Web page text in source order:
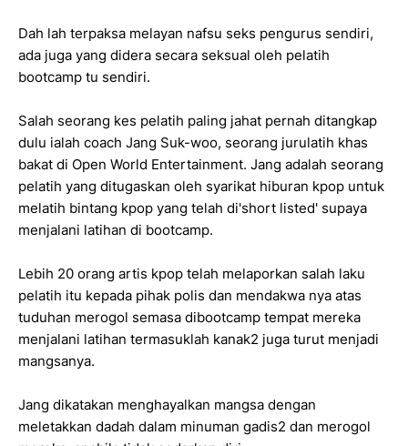
Dah lah terpaksa melayan nafsu seks pengurus sendiri,
ada juga yang didera secara seksual oleh pelatih
bootcamp tu sendiri.
Salah seorang kes pelatih paling jahat pernah ditangkap
dulu ialah coach Jang Suk-woo, seorang jurulatih khas
bakat di Open World Entertainment. Jang adalah seorang
pelatih yang ditugaskan oleh syarikat hiburan kpop untuk
melatih bintang kpop yang telah di'short listed' supaya
menjalani latihan di bootcamp.
Lebih 20 orang artis kpop telah melaporkan salah laku
pelatih itu kepada pihak polis dan mendakwa nya atas
tuduhan merogol semasa dibootcamp tempat mereka
menjalani latihan termasuklah kanak2 juga turut menjadi
mangsanya.
Jang dikatakan menghayalkan mangsa dengan
meletakkan dadah dalam minuman gadis2 dan merogol